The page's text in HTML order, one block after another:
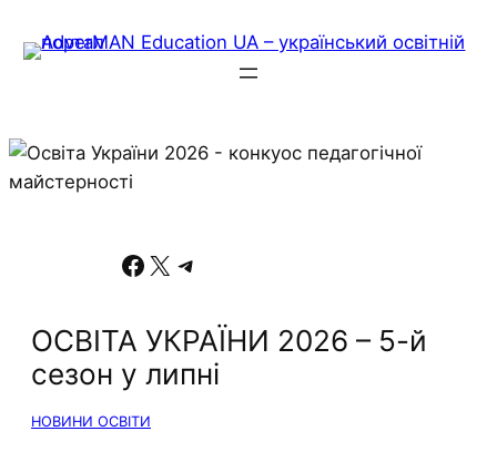
Facebook X Telegram
ОСВІТА УКРАЇНИ 2026 – 5-й
сезон у липні
НОВИНИ ОСВІТИ